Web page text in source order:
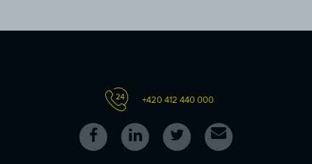
+420 412 440 000
Follow
us
Follow
us
Follow
us
Kontakt